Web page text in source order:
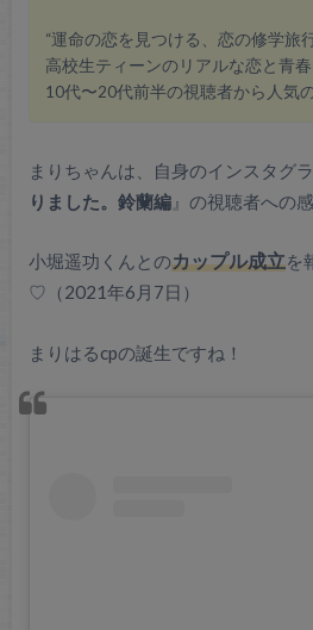
“運命の恋を見つける、恋の修学旅
高校生ティーンのリアルな恋と青
10代〜20代前半の視聴者から人気
まりちゃんは、自身のインスタグ
りました。鈴蘭編』の視聴者への
小堀遥功くんとのカップル成立を
♡（2021年6月7日）
まりはるcpの誕生ですね！